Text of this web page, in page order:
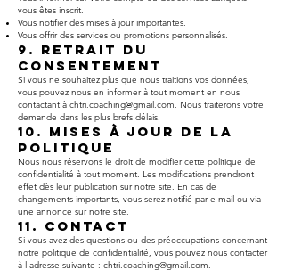
vous êtes inscrit.
Vous notifier des mises à jour importantes.
Vous offrir des services ou promotions personnalisés.
9. Retrait du
Consentement
Si vous ne souhaitez plus que nous traitions vos données,
vous pouvez nous en informer à tout moment en nous
contactant à chtri.coaching@gmail.com. Nous traiterons votre
demande dans les plus brefs délais.
10. Mises à Jour de la
Politique
Nous nous réservons le droit de modifier cette politique de
confidentialité à tout moment. Les modifications prendront
effet dès leur publication sur notre site. En cas de
changements importants, vous serez notifié par e-mail ou via
une annonce sur notre site.
11. Contact
Si vous avez des questions ou des préoccupations concernant
notre politique de confidentialité, vous pouvez nous contacter
à l'adresse suivante : chtri.coaching@gmail.com.